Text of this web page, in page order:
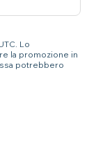
Lo
la promozione in
potrebbero